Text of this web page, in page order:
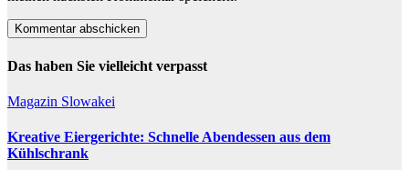
Das haben Sie vielleicht verpasst
Magazin Slowakei
Kreative Eiergerichte: Schnelle Abendessen aus dem
Kühlschrank